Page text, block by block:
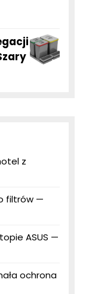
z
filtrów —
ASUS —
ochrona